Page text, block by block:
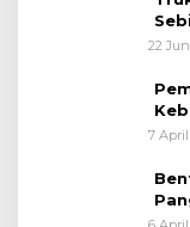
22
7 April